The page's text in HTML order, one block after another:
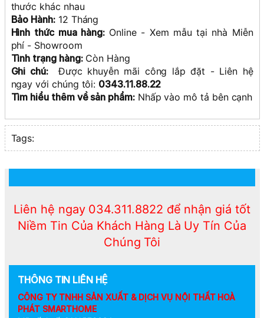
thước khác nhau
Bảo Hành:12 Tháng
Hình thức mua hàng:Online - Xem mẫu tại nhà Miễn
phí - Showroom
Tình trạng hàng:Còn Hàng
Ghi chú:Được khuyễn mãi công lắp đặt - Liên hệ
ngay với chúng tôi: 0343.11.88.22
Tìm hiểu thêmvề sản phẩm:Nhấp vào mô tả bên cạnh
Tags:
Liên hệ ngay 034.311.8822 để nhận giá tốt
Niềm Tin Của Khách Hàng Là Uy Tín Của
Chúng Tôi
THÔNG TIN LIÊN HỆ
CÔNG TY TNHH SẢN XUẤT & DỊCH VỤ NỘI THẤT HOÀ
PHÁT SMARTHOME